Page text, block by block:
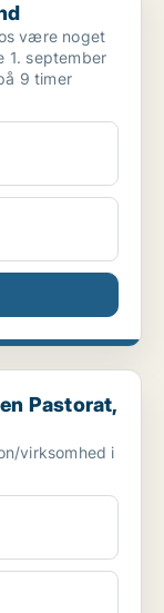
være noget
1. september
9 timer
Østr...
Pastorat,
virksomhed i